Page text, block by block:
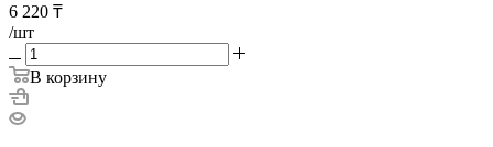
6 220 ₸
/шт
В корзину